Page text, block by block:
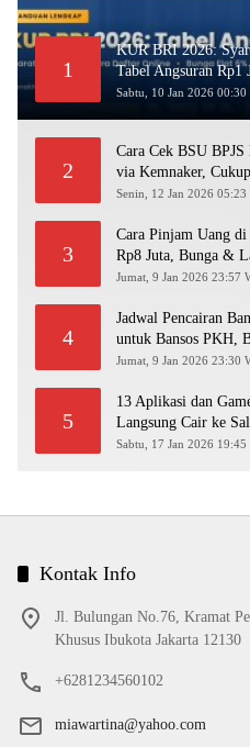
1
KUR BRI 2026:
Tabel Angsuran Rp1
Sabtu, 10 Jan 2026
2
Cara Cek BSU
via Kemnaker,
Senin, 12 Jan 2026
3
Cara Pinjam Uang
Rp8 Juta, Bunga &
Jumat, 9 Jan 2026 23:57
4
Jadwal Pencairan
untuk Bansos PKH,
Jumat, 9 Jan 2026 23:30
5
13 Aplikasi dan
Langsung Cair ke
Sabtu, 17 Jan 2026
Kontak Info
Jl. Bulungan No.76, Kramat
Khusus Ibukota Jakarta 12130
+6281234560102
miawartina@yahoo.com